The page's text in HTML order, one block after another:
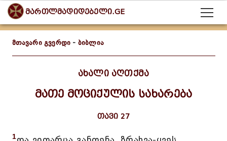
მართლმადიდებელი.GE
მთავარი გვერდი - ბიბლია
ახალი აღთქმა
მათე მოციქულის სახარება
თავი 27
1